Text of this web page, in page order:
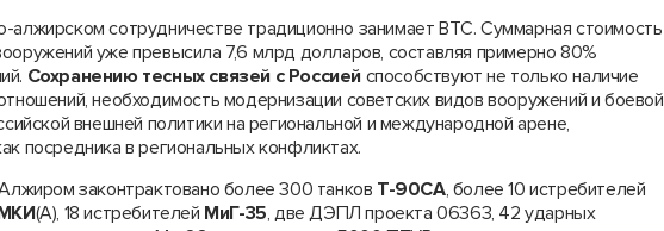
алжирском сотрудничестве традиционно занимает ВТС. Суммарная стоимость
уже превысила 7,6 млрд долларов, составляя примерно 80%
Сохранению тесных связей с Россией способствуют не только наличие
необходимость модернизации советских видов вооружений и боевой
внешней политики на региональной и международной арене,
посредника в региональных конфликтах.
законтрактовано более 300 танков Т-90СА, более 10 истребителей
(А), 18 истребителей МиГ-35, две ДЭПЛ проекта 06363, 42 ударных